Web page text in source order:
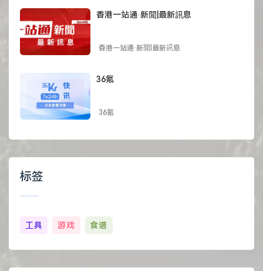
香港一站通·新聞|最新訊息
香港一站通·新聞|最新訊息
36氪
36氪
标签
工具 游戏 食谱